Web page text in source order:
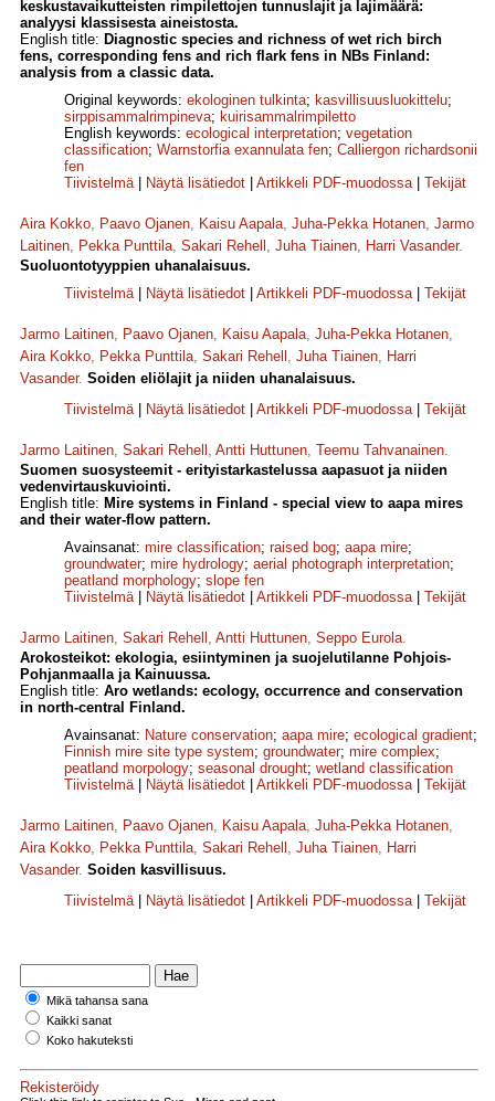
keskustavaikutteisten rimpilettojen tunnuslajit ja lajimäärä:
analyysi klassisesta aineistosta.
English title: Diagnostic species and richness of wet rich birch
fens, corresponding fens and rich flark fens in NBs Finland:
analysis from a classic data.
Original keywords: ekologinen tulkinta; kasvillisuusluokittelu;
sirppisammalrimpineva; kuirisammalrimpiletto
English keywords: ecological interpretation; vegetation
classification; Warnstorfia exannulata fen; Calliergon richardsonii
fen
Tiivistelmä| Näytä lisätiedot Artikkeli PDF-muodossa| Tekijät
Aira Kokko, Paavo Ojanen, Kaisu Aapala, Juha-Pekka Hotanen, Jarmo
Laitinen, Pekka Punttila, Sakari Rehell , Juha Tiainen, Harri Vasander.
Suoluontotyyppien uhanalaisuus.
Tiivistelmä| Näytä lisätiedot Artikkeli PDF-muodossa| Tekijät
Jarmo Laitinen, Paavo Ojanen, Kaisu Aapala, Juha-Pekka Hotanen,
Aira Kokko, Pekka Punttila, Sakari Rehell , Juha Tiainen, Harri
Vasander. Soiden eliölajit ja niiden uhanalaisuus.
Tiivistelmä| Näytä lisätiedot Artikkeli PDF-muodossa| Tekijät
Jarmo Laitinen, Sakari Rehell , Antti Huttunen, Teemu Tahvanainen.
Suomen suosysteemit - erityistarkastelussa aapasuot ja niiden
vedenvirtauskuviointi.
English title: Mire systems in Finland - special view to aapa mires
and their water-flow pattern.
Avainsanat: mire classification; raised bog; aapa mire;
groundwater; mire hydrology; aerial photograph interpretation;
peatland morphology; slope fen
Tiivistelmä| Näytä lisätiedot Artikkeli PDF-muodossa| Tekijät
Jarmo Laitinen, Sakari Rehell , Antti Huttunen, Seppo Eurola.
Arokosteikot: ekologia, esiintyminen ja suojelutilanne Pohjois-
Pohjanmaalla ja Kainuussa.
English title: Aro wetlands: ecology, occurrence and conservation
in north-central Finland.
Avainsanat: Nature conservation; aapa mire; ecological gradient;
Finnish mire site type system; groundwater; mire complex;
peatland morpology; seasonal drought; wetland classification
Tiivistelmä| Näytä lisätiedot Artikkeli PDF-muodossa| Tekijät
Jarmo Laitinen, Paavo Ojanen, Kaisu Aapala, Juha-Pekka Hotanen,
Aira Kokko, Pekka Punttila, Sakari Rehell , Juha Tiainen, Harri
Vasander. Soiden kasvillisuus.
Tiivistelmä| Näytä lisätiedot Artikkeli PDF-muodossa| Tekijät
Mikä tahansa sana
Kaikki sanat
Koko hakuteksti
Rekisteröidy